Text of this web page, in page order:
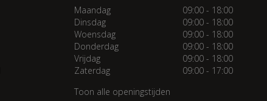
Maandag
09:00 - 18:00
Dinsdag
09:00 - 18:00
Woensdag
09:00 - 18:00
Donderdag
09:00 - 18:00
Vrijdag
09:00 - 18:00
Zaterdag
09:00 - 17:00
Toon alle openingstijden